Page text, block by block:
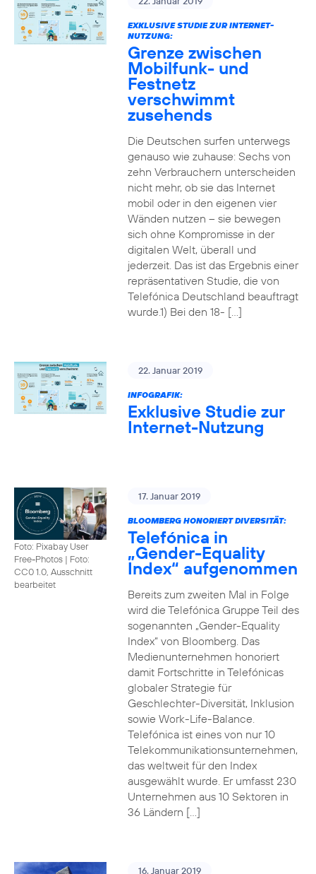
EXKLUSIVE STUDIE ZUR INTERNET-
NUTZUNG:
Grenze zwischen
Mobilfunk- und
Festnetz
verschwimmt
zusehends
Die Deutschen surfen unterwegs
genauso wie zuhause: Sechs von
zehn Verbrauchern unterscheiden
nicht mehr, ob sie das Internet
mobil oder in den eigenen vier
Wänden nutzen – sie bewegen
sich ohne Kompromisse in der
digitalen Welt, überall und
jederzeit. Das ist das Ergebnis einer
repräsentativen Studie, die von
Telefónica Deutschland beauftragt
wurde.1) Bei den 18- […]
22. Januar 2019
INFOGRAFIK:
Exklusive Studie zur
Internet-Nutzung
Foto: Pixabay User
Free-Photos | Foto:
CC0 1.0, Ausschnitt
bearbeitet
17. Januar 2019
BLOOMBERG HONORIERT DIVERSITÄT:
Telefónica in
„Gender-Equality
Index“ aufgenommen
Bereits zum zweiten Mal in Folge
wird die Telefónica Gruppe Teil des
sogenannten „Gender-Equality
Index“ von Bloomberg. Das
Medienunternehmen honoriert
damit Fortschritte in Telefónicas
globaler Strategie für
Geschlechter-Diversität, Inklusion
sowie Work-Life-Balance.
Telefónica ist eines von nur 10
Telekommunikationsunternehmen,
das weltweit für den Index
ausgewählt wurde. Er umfasst 230
Unternehmen aus 10 Sektoren in
36 Ländern […]
16. Januar 2019